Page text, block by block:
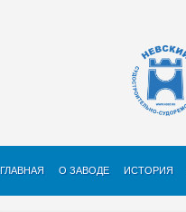
ГЛАВНАЯ О ЗАВОДЕ ИСТОРИЯ